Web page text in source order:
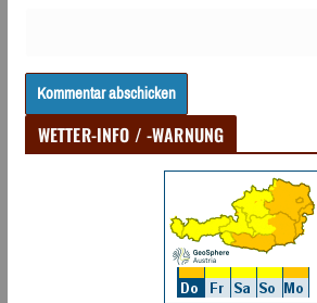
WETTER-INFO / -WARNUNG